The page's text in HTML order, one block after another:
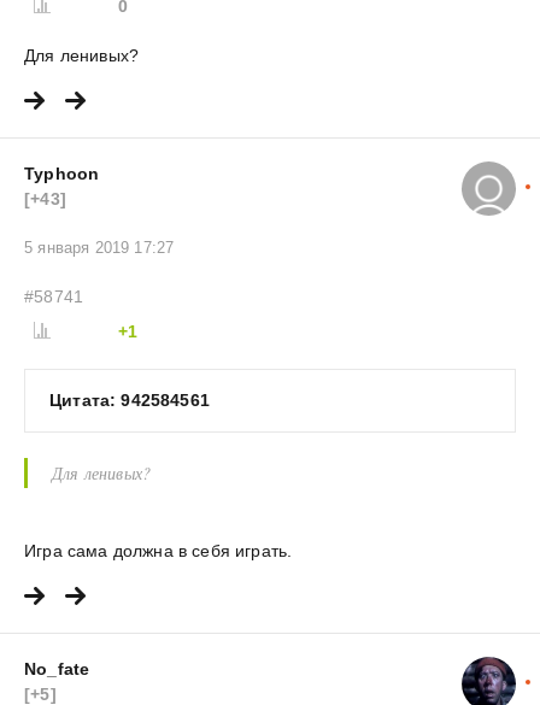
0
Для ленивых?
Typhoon
[+43]
5 января 2019 17:27
#58741
+1
Цитата: 942584561
Для ленивых?
Игра сама должна в себя играть.
No_fate
[+5]